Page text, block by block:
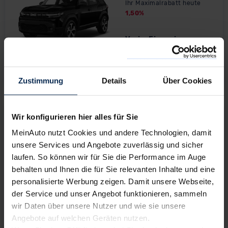
Zustimmung Details Über Cookies
Wir konfigurieren hier alles für Sie
MeinAuto nutzt Cookies und andere Technologien, damit
unsere Services und Angebote zuverlässig und sicher
laufen. So können wir für Sie die Performance im Auge
behalten und Ihnen die für Sie relevanten Inhalte und eine
personalisierte Werbung zeigen. Damit unsere Webseite,
der Service und unser Angebot funktionieren, sammeln
wir Daten über unsere Nutzer und wie sie unsere
Angebote auf welchen Geräten nutzen.
Ihr Maximalrabatt heute
1,50%
Vario-Finanzierung
ab4,00%Effektivzins
Fahrzeugtyp: Modellseite & Konfigurator»
25.690,01
Ihr Minimalrabatt heute
1,50%
Ihr Maximalrabatt heute
1,50%
Vario-Finanzierung2
248,63 €